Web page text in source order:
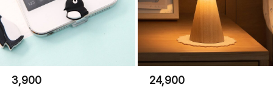
3,900 24,900